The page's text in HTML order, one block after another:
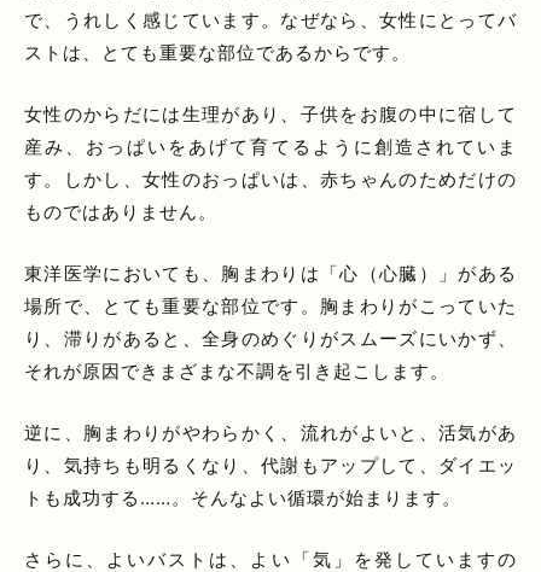
で、うれしく感じています。なぜなら、女性にとってバ
ストは、とても重要な部位であるからです。
女性のからだには生理があり、子供をお腹の中に宿して
産み、おっぱいをあげて育てるように創造されていま
す。しかし、女性のおっぱいは、赤ちゃんのためだけの
ものではありません。
東洋医学においても、胸まわりは「心（心臓）」がある
場所で、とても重要な部位です。胸まわりがこっていた
り、滞りがあると、全身のめぐりがスムーズにいかず、
それが原因できまざまな不調を引き起こします。
逆に、胸まわりがやわらかく、流れがよいと、活気があ
り、気持ちも明るくなり、代謝もアップして、ダイエッ
トも成功する……。そんなよい循環が始まります。
さらに、よいバストは、よい「気」を発していますの